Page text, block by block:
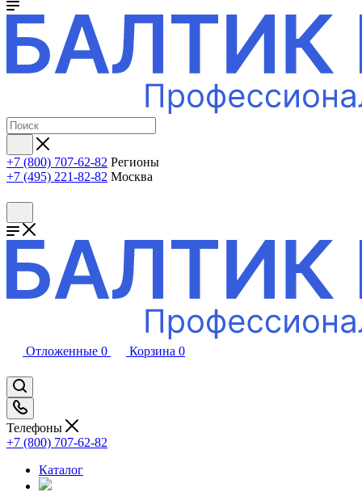
+7 (800) 707-62-82 Регионы
+7 (495) 221-82-82 Москва
Отложенные 0 Корзина 0
Телефоны
+7 (800) 707-62-82
Каталог